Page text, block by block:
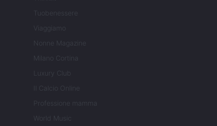
Tuobenessere
Viaggiamo
Nonne Magazine
Milano Cortina
Luxury Club
Il Calcio Online
Professione mamma
World Music